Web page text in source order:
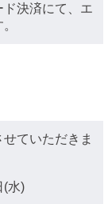
決済にて、エ
ていただきま
(水)